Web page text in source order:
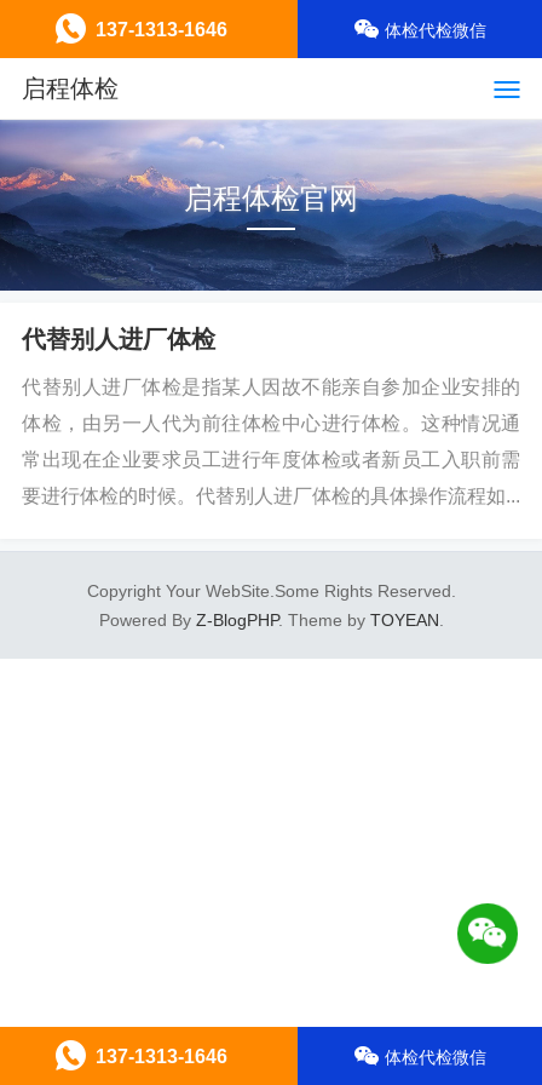
启程体检
启程体检官网
代替别人进厂体检
代替别人进厂体检是指某人因故不能亲自参加企业安排的
体检，由另一人代为前往体检中心进行体检。这种情况通
常出现在企业要求员工进行年度体检或者新员工入职前需
要进行体检的时候。代替别人进厂体检的具体操作流程如...
Copyright Your WebSite.Some Rights Reserved.
Powered By Z-BlogPHP. Theme by TOYEAN
137-1313-1646 体检代检微信
137-1313-1646 体检代检微信